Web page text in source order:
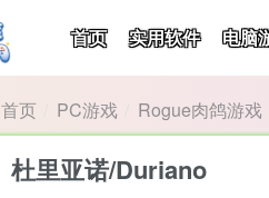
首页 实用软件 电脑
首页 PC游戏 Rogue肉鸽游戏
杜里亚诺/Duriano